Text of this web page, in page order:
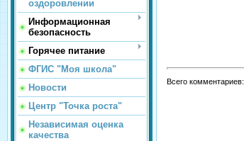
оздоровлении
Информационная
безопасность
Горячее питание
ФГИС "Моя школа"
Новости
Центр "Точка роста"
Независимая оценка
качества
Всего комментариев: